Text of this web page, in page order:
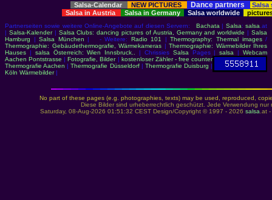
Salsa-Calendar NEW PICTURES Dance partners
Salsa
Salsa in Austria
Salsa in Germany Salsa worldwide
Partnerseiten sowie weitere Online-Angebote auf diesen Servern: Bachata | Salsa:salsa .at
| Salsa-Kalender| Salsa Clubs: dancing pictures of Austria, Germany and worldwide |Salsa
Hamburg |Salsa München | - Weitere: Radio 101 |Thermography: Thermal images/
Thermographie: Gebäudethermografie, Wärmekameras | Thermographie: Wärmebilder Ihres
Hauses | salsa Österreich: Wien Innsbruck.. | Chrissies Salsa Pages |salsa |Webcam
Aachen Pontstrasse |Fotografie, Bilder| kostenloser Zähler - free counter
Thermografie Aachen |Thermografie Düsseldorf| Thermografie Duisburg |
Köln Wärmebilder|
No part of these pages (e.g. photographies, texts) may be used, reproduced,
Diese Bilder sind urheberrechtlich geschützt. Jede Verwendung
Saturday, 08-Aug-2026 01:51:32 CEST Design/Copyright © 1997 - 2026 salsa .at